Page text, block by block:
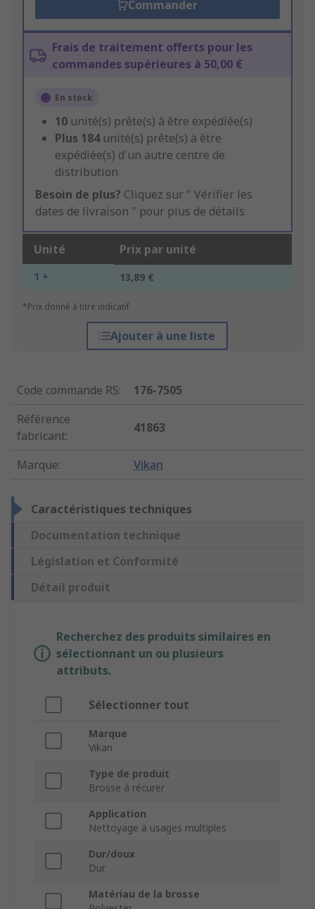
Commander
Frais de traitement offerts pour les
commandes supérieures à 50,00 €
En stock
10 unité(s) prête(s) à être expédiée(s)
Plus 184 unité(s) prête(s) à être
expédiée(s) d'un autre centre de
distribution
Besoin de plus? Cliquez sur " Vérifier les
dates de livraison " pour plus de détails
Unité Prix par unité
1 + 13,89 €
*Prix donné à titre indicatif
Ajouter à une liste
Code commande RS:
176-7505
Référence
fabricant:
41863
Marque: Vikan
Caractéristiques techniques
Documentation technique
Législation et Conformité
Détail produit
Recherchez des produits similaires en
sélectionnant un ou plusieurs
attributs.
Sélectionner tout
Marque
Vikan
Type de produit
Brosse à récurer
Application
Nettoyage à usages multiples
Dur/doux
Dur
Matériau de la brosse